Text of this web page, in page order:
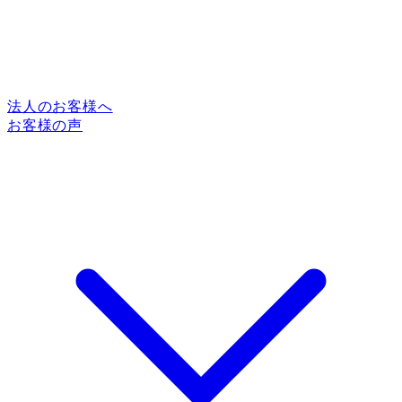
法人のお客様へ
お客様の声